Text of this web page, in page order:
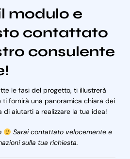
modulo e
contattato
consulente
le fasi del progetto, ti illustrerà
ti fornirà una panoramica chiara dei
di aiutarti a realizzare la tua idea!
Sarai contattato velocemente e
sulla tua richiesta.